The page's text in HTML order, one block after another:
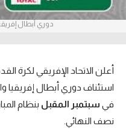
أمريكا 2026
الدوري الإنجليزي الممتاز
الدوري الإسباني
الدوري الإيطالي
دوري أبطال
أعلن الاتحاد الإفريقي لكرة
استئناف دوري أبطال إفريقيا
في سبتمبر المقبل بنظام
نصف النهائي.